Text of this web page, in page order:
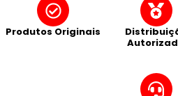
Produtos Originais